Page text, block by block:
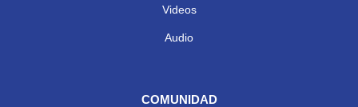
Videos
Audio
COMUNIDAD